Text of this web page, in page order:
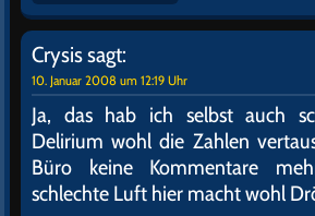
Crysissagt:
10. Januar 2008 um 12:19 Uhr
Ja, das hab ich selbst auch
Delirium wohl die Zahlen
Büro keine Kommentare
schlechte Luft hier macht wohl